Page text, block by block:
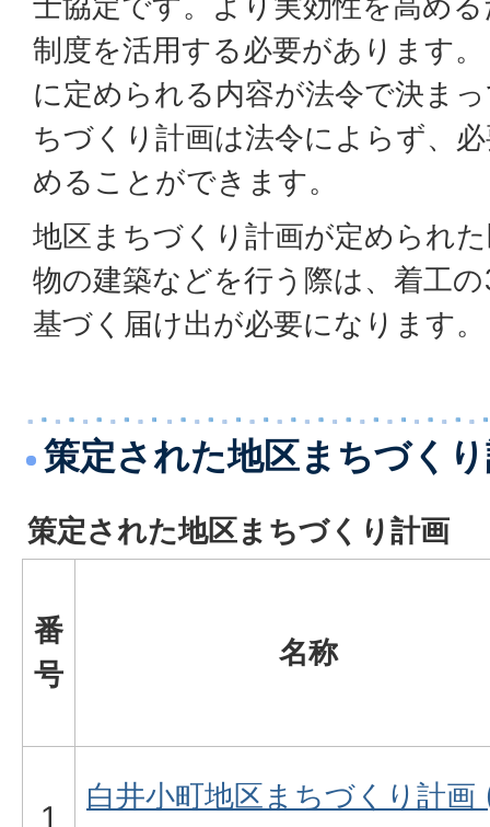
制度を活用する必要があります
に定められる内容が法令で決ま
ちづくり計画は法令によらず、
めることができます。
地区まちづくり計画が定められ
物の建築などを行う際は、着工
基づく届け出が必要になります。
策定された地区まちづく
策定された地区まちづくり計画
番
号
名称
1
白井小町地区まちづくり計画